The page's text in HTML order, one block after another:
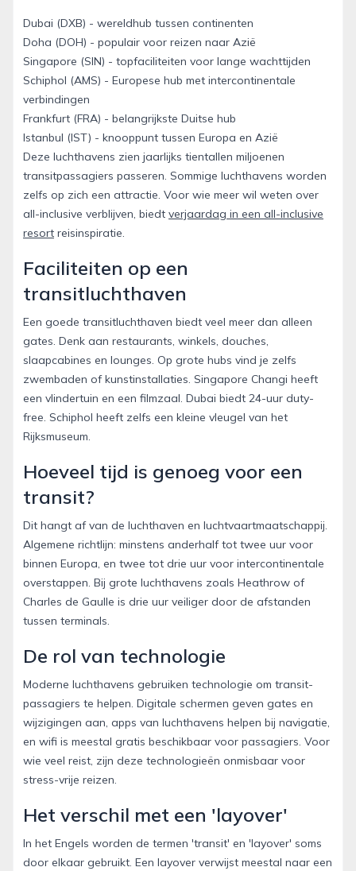
Dubai (DXB) - wereldhub tussen continenten
Doha (DOH) - populair voor reizen naar Azië
Singapore (SIN) - topfaciliteiten voor lange wachttijden
Schiphol (AMS) - Europese hub met intercontinentale
verbindingen
Frankfurt (FRA) - belangrijkste Duitse hub
Istanbul (IST) - knooppunt tussen Europa en Azië
Deze luchthavens zien jaarlijks tientallen miljoenen
transitpassagiers passeren. Sommige luchthavens worden
zelfs op zich een attractie. Voor wie meer wil weten over
all-inclusive verblijven, biedt verjaardag in een all-inclusive
resort reisinspiratie.
Faciliteiten op een
transitluchthaven
Een goede transitluchthaven biedt veel meer dan alleen
gates. Denk aan restaurants, winkels, douches,
slaapcabines en lounges. Op grote hubs vind je zelfs
zwembaden of kunstinstallaties. Singapore Changi heeft
een vlindertuin en een filmzaal. Dubai biedt 24-uur duty-
free. Schiphol heeft zelfs een kleine vleugel van het
Rijksmuseum.
Hoeveel tijd is genoeg voor een
transit?
Dit hangt af van de luchthaven en luchtvaartmaatschappij.
Algemene richtlijn: minstens anderhalf tot twee uur voor
binnen Europa, en twee tot drie uur voor intercontinentale
overstappen. Bij grote luchthavens zoals Heathrow of
Charles de Gaulle is drie uur veiliger door de afstanden
tussen terminals.
De rol van technologie
Moderne luchthavens gebruiken technologie om transit-
passagiers te helpen. Digitale schermen geven gates en
wijzigingen aan, apps van luchthavens helpen bij navigatie,
en wifi is meestal gratis beschikbaar voor passagiers. Voor
wie veel reist, zijn deze technologieën onmisbaar voor
stress-vrije reizen.
Het verschil met een 'layover'
In het Engels worden de termen 'transit' en 'layover' soms
door elkaar gebruikt. Een layover verwijst meestal naar een